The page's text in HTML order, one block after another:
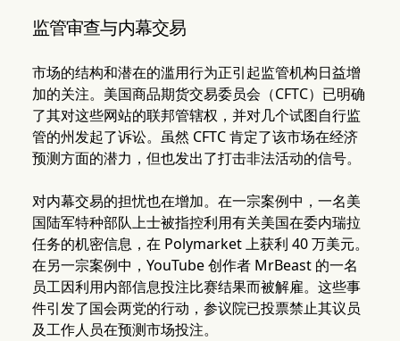
监管审查与内幕交易
市场的结构和潜在的滥用行为正引起监管机构日益增
加的关注。美国商品期货交易委员会（CFTC）已明确
了其对这些网站的联邦管辖权，并对几个试图自行监
管的州发起了诉讼。虽然 CFTC 肯定了该市场在经济
预测方面的潜力，但也发出了打击非法活动的信号。
对内幕交易的担忧也在增加。在一宗案例中，一名美
国陆军特种部队上士被指控利用有关美国在委内瑞拉
任务的机密信息，在 Polymarket 上获利 40 万美元。
在另一宗案例中，YouTube 创作者 MrBeast 的一名
员工因利用内部信息投注比赛结果而被解雇。这些事
件引发了国会两党的行动，参议院已投票禁止其议员
及工作人员在预测市场投注。